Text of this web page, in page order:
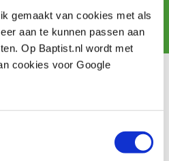
gemaakt van cookies met als
aan te kunnen passen aan
Op Baptist.nl wordt met
cookies voor Google